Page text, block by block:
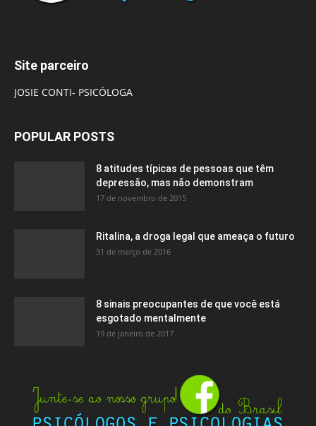
Site parceiro
JOSIE CONTI- PSICÓLOGA
POPULAR POSTS
8 atitudes típicas de pessoas que têm
depressão, mas não demonstram
17 de novembro de 2015
Ritalina, a droga legal que ameaça o futuro
31 de março de 2016
8 sinais preocupantes de que você está
esgotado mentalmente
19 de janeiro de 2017